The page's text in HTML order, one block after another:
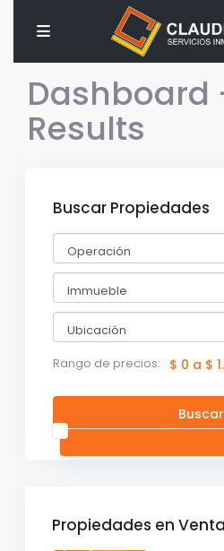
Dashboard
Results
Buscar Propiedades
Operación
Immueble
Ubicación
Rango de precios:
$ 0 a $
Buscar
Propiedades en Venta